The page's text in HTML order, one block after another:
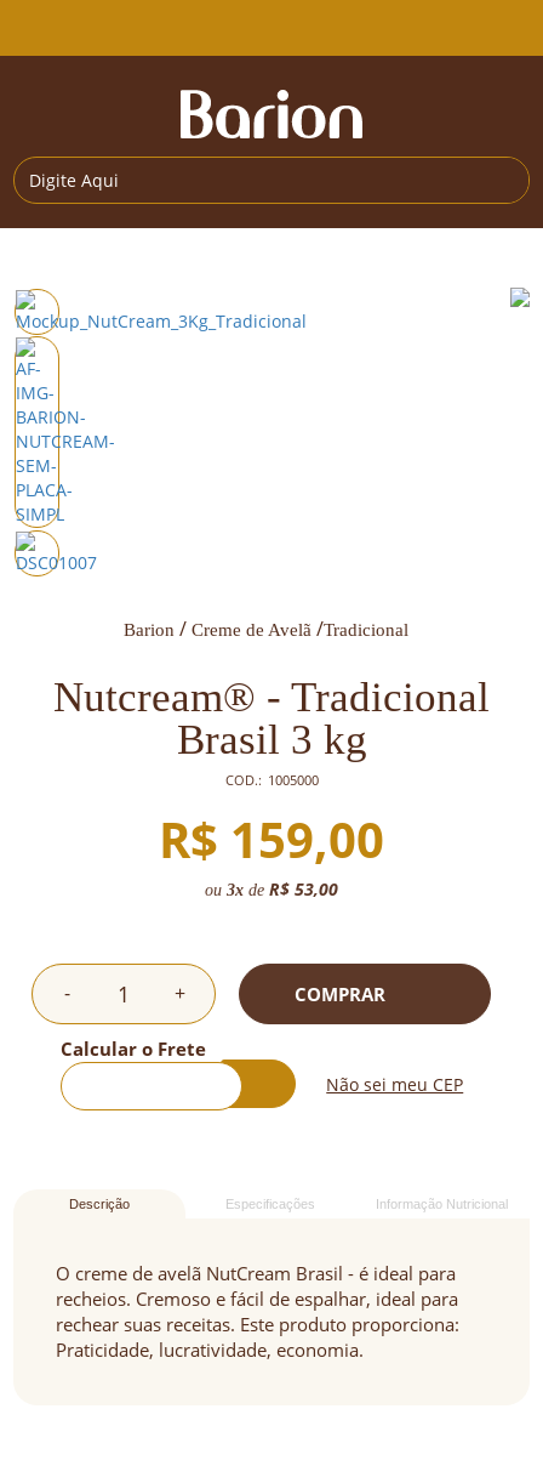
Barion Creme de Avelã Tradicional
Nutcream® - Tradicional
Brasil 3 kg
COD.: 1005000
R$ 159,00
ou 3x de R$ 53,00
- + COMPRAR
Calcular o Frete
Não sei meu CEP
Descrição Especificações Informação Nutricional
O creme de avelã NutCream Brasil - é ideal para
recheios. Cremoso e fácil de espalhar, ideal para
rechear suas receitas. Este produto proporciona:
Praticidade, lucratividade, economia.